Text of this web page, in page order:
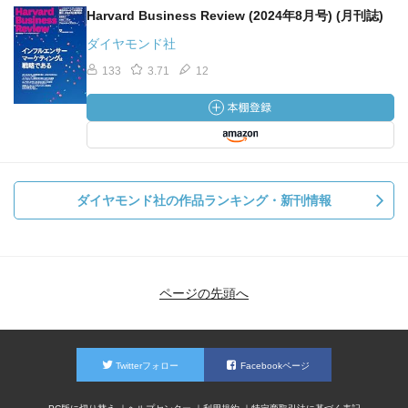
Harvard Business Review (2024年8月号) (月刊誌)
ダイヤモンド社
133 3.71 12
ダイヤモンド社の作品ランキング・新刊情報
ページの先頭へ
Twitterフォロー Facebookページ